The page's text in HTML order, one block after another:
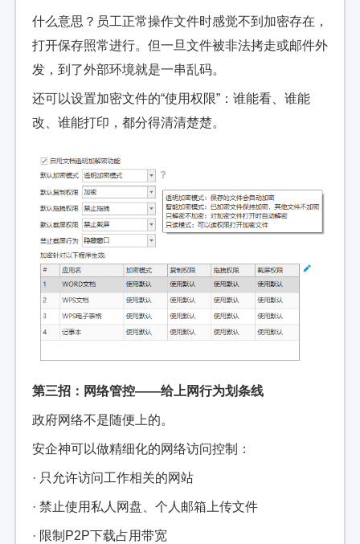
什么意思？员工正常操作文件时感觉不到加密存在，
打开保存照常进行。但一旦文件被非法拷走或邮件外
发，到了外部环境就是一串乱码。
还可以设置加密文件的“使用权限”：谁能看、谁能
改、谁能打印，都分得清清楚楚。
第三招：网络管控——给上网行为划条线
政府网络不是随便上的。
安企神可以做精细化的网络访问控制：
· 只允许访问工作相关的网站
· 禁止使用私人网盘、个人邮箱上传文件
· 限制P2P下载占用带宽